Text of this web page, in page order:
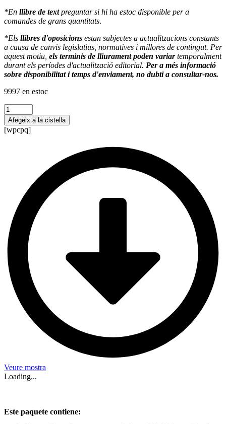
*En llibre de textpreguntar si hi ha estoc disponible per a
comandes de grans quantitats.
*Els llibres d'oposicions estan subjectes a actualitzacions constants
a causa de canvis legislatius, normatives i millores de contingut. Per
aquest motiu, els terminis de lliurament poden variartemporalment
durant els períodes d'actualització editorial. Per a més informació
sobre disponibilitat i temps d'enviament, no dubti a consultar-nos.
9997 en estoc
quantitat
de
Supuestos
+
Geología
(castellano)
Afegeix a la cistella
[wpcpq]
Veure mostra
Loading...
Este paquete contiene: